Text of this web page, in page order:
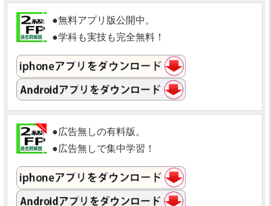
●無料アプリ版公開中。
●学科も実技も完全無料！
●広告無しの有料版。
●広告無しで集中学習！